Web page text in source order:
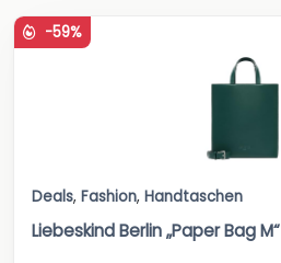
-59%
Deals, Fashion, Handtaschen
Liebeskind Berlin „Paper Bag M“